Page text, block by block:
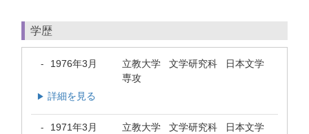
学歴
- 1976年3月
立教大学 文学研究科 日本文学
専攻
▶ 詳細を見る
- 1971年3月
立教大学 文学研究科 日本文学